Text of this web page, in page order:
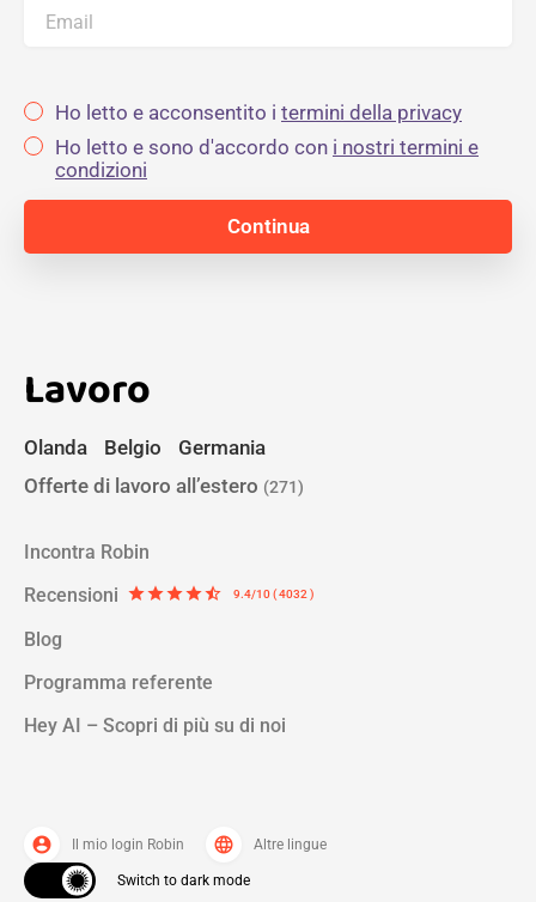
Email
Ho letto e acconsentito i termini della privacy
Ho letto e sono d'accordo con i nostri termini e
condizioni
Lavoro
Olanda Belgio
Germania
Offerte di lavoro all’estero (271)
Incontra Robin
Recensioni starstarstarstarstar_half 9.4/10 ( 4032 )
Blog
Programma referente
Hey AI – Scopri di più su di noi
account_circle Il mio login Robin language Altre lingue
Switch to dark mode